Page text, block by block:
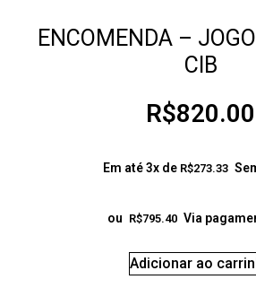
ENCOMENDA –
CIB
R$820.00
Em até 3x de R$273.33
ou R$795.40 Via
Adicionar ao